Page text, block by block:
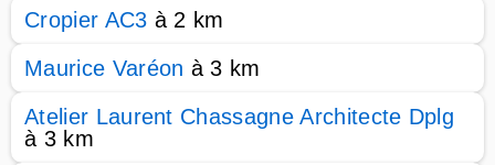
Cropier AC3 à 2 km
Maurice Varéon à 3 km
Atelier Laurent Chassagne Architecte Dplg
à 3 km